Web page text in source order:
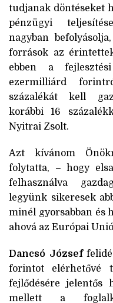
tudjanak döntéseket
pénzügyi
nagyban
források az
ebben a
ezermilliárd
százalékát kell
korábbi 16
Nyitrai Zsolt.
Azt kívánom
folytatta, – hogy
felhasználva
legyünk sikeresek
minél gyorsabban és
ahová az Európai
Dancsó József
forintot elérhetővé
fejlődésére jelentős
mellett a